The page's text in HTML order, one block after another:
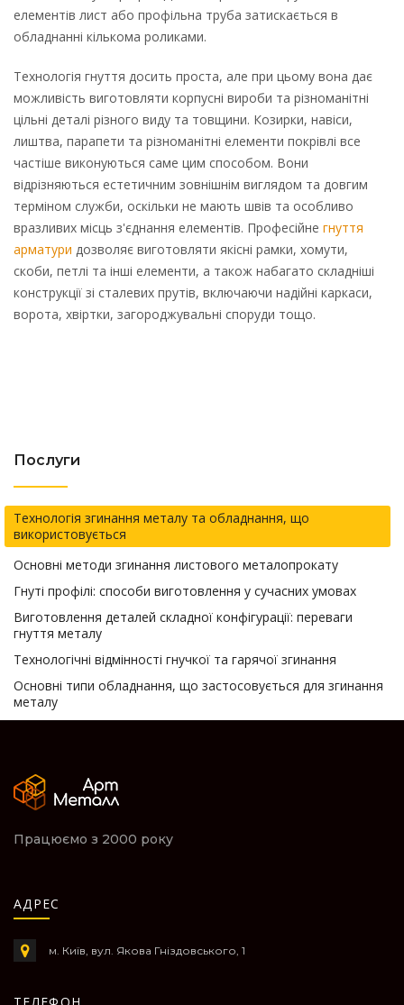
елементів лист або профільна труба затискається в
обладнанні кількома роликами.
Технологія гнуття досить проста, але при цьому вона дає
можливість виготовляти корпусні вироби та різноманітні
цільні деталі різного виду та товщини. Козирки, навіси,
лиштва, парапети та різноманітні елементи покрівлі все
частіше виконуються саме цим способом. Вони
відрізняються естетичним зовнішнім виглядом та довгим
терміном служби, оскільки не мають швів та особливо
вразливих місць з'єднання елементів. Професійне гнуття
арматури дозволяє виготовляти якісні рамки, хомути,
скоби, петлі та інші елементи, а також набагато складніші
конструкції зі сталевих прутів, включаючи надійні каркаси,
ворота, хвіртки, загороджувальні споруди тощо.
Послуги
Технологія згинання металу та обладнання, що
використовується
Основні методи згинання листового металопрокату
Гнуті профілі: способи виготовлення у сучасних умовах
Виготовлення деталей складної конфігурації: переваги
гнуття металу
Технологічні відмінності гнучкої та гарячої згинання
Основні типи обладнання, що застосовується для згинання
металу
Працюємо з 2000 року
АДРЕС
м. Київ, вул. Якова Гніздовського, 1